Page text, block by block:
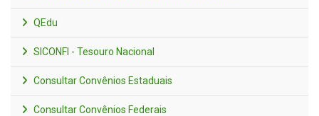
QEdu
SICONFI - Tesouro Nacional
Consultar Convênios Estaduais
Consultar Convênios Federais